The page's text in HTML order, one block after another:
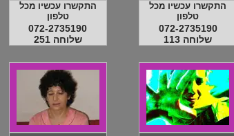
התקשרו עכשיו מכל
טלפון
072-2735190
שלוחה 113
התקשרו עכשיו מכל
טלפון
072-2735190
שלוחה 251